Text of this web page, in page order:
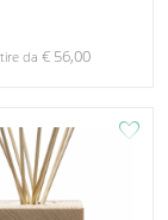
da € 56,00
favorite